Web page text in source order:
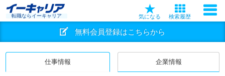
転職ならイーキャリア 気になる 検索履歴
無料会員登録はこちらから
仕事情報 企業情報